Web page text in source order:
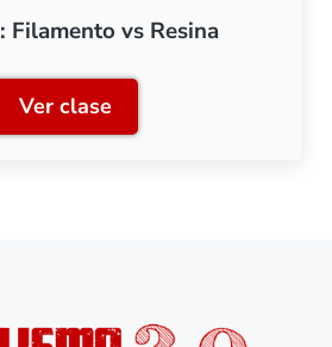
Filamento vs Resina
Ver claseClase 10: Filamento vs